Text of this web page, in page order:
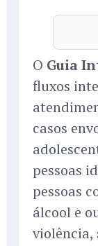
O Guia
fluxos
casos
pessoas
pessoas
álcool e
violência,